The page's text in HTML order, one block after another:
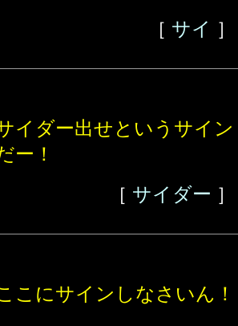
［ サイ ］
イダー出せというサイン
ー！
［ サイダー ］
こにサインしなさいん！